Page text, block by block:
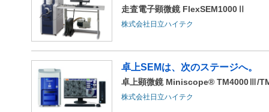
走査電子顕微鏡 FlexSEM1000Ⅱ
株式会社日立ハイテク
卓上SEMは、次のステージへ。
卓上顕微鏡 Miniscope® TM4000Ⅲ/
株式会社日立ハイテク